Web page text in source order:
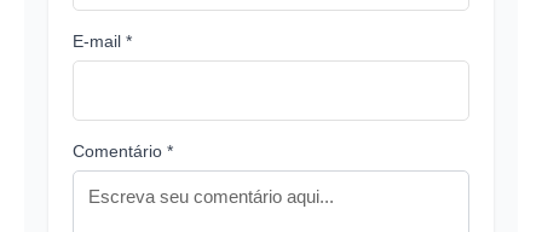
E-mail *
Comentário *